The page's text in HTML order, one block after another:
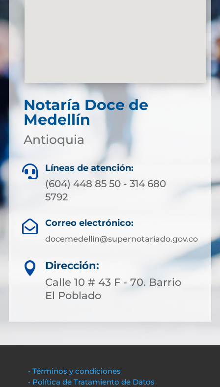
Notaría Doce de
Medellín
Antioquia
 Líneas de atención:
(604) 448 85 50 - 314 680
5792
 Correo electrónico:
docemedellin@supernotariado.gov.co

Dirección:
Calle 10 # 43 F - 70. Barrio
El Poblado
• Términos y condiciones
• Política de Tratamiento de Datos